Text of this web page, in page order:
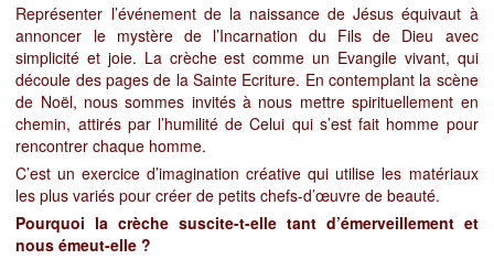
Représenter l’événement de la naissance de Jésus équivaut à
annoncer le mystère de l’Incarnation du Fils de Dieu avec
simplicité et joie. La crèche est comme un Evangile vivant, qui
découle des pages de la Sainte Ecriture. En contemplant la scène
de Noël, nous sommes invités à nous mettre spirituellement en
chemin, attirés par l’humilité de Celui qui s’est fait homme pour
rencontrer chaque homme.
C’est un exercice d’imagination créative qui utilise les matériaux
les plus variés pour créer de petits chefs-d’œuvre de beauté.
Pourquoi la crèche suscite-t-elle tant d’émerveillement et
nous émeut-elle ?